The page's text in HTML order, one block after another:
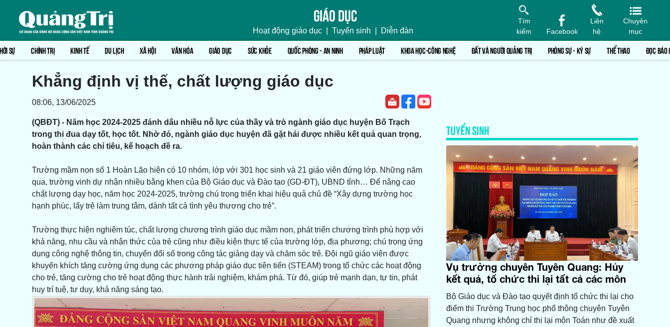
Giáo dục
Hoạt động giáo dục Tuyển sinh Diễn đàn
Tìm
kiếm
Facebook
Liên
hệ
Chuyên
mục
SỰ CHÍNH TRỊ KINH TẾ DU LỊCH XÃ HỘI VĂN HÓA GIÁO DỤC SỨC KHỎE QUỐC PHÒNG - AN NINH PHÁP LUẬT KHOA HỌC-CÔNG NGHỆ ĐẤT VÀ NGƯỜI QUẢNG TRỊ PHÓNG SỰ - KÝ SỰ THỂ THAO ĐỌC BÁO
Khẳng định vị thế, chất lượng giáo dục
08:06, 13/06/2025
(QBĐT) - Năm học 2024-2025 đánh dấu nhiều nỗ lực của thầy và trò ngành giáo dục huyện Bố Trạch
trong thi đua dạy tốt, học tốt. Nhờ đó, ngành giáo dục huyện đã gặt hái được nhiều kết quả quan trọng,
hoàn thành các chỉ tiêu, kế hoạch đề ra.
Trường mầm non số 1 Hoàn Lão hiện có 10 nhóm, lớp với 301 học sinh và 21 giáo viên đứng lớp. Những năm
qua, trường vinh dự nhận nhiều bằng khen của Bộ Giáo dục và Đào tạo (GD-ĐT), UBND tỉnh… Để nâng cao
chất lượng dạy học, năm học 2024-2025, trường chú trọng triển khai hiệu quả chủ đề “Xây dựng trường học
hạnh phúc, lấy trẻ làm trung tâm, dành tất cả tình yêu thương cho trẻ”.
Trường thực hiện nghiêm túc, chất lượng chương trình giáo dục mầm non, phát triển chương trình phù hợp với
khả năng, nhu cầu và nhận thức của trẻ cũng như điều kiện thực tế của trường lớp, địa phương; chú trọng ứng
dụng công nghệ thông tin, chuyển đổi số trong công tác giảng dạy và chăm sóc trẻ. Đội ngũ giáo viên được
khuyến khích tăng cường ứng dụng các phương pháp giáo dục tiên tiến (STEAM) trong tổ chức các hoạt động
cho trẻ, tăng cường cho trẻ hoạt động thực hành trải nghiệm, khám phá. Từ đó, giúp trẻ mạnh dạn, tự tin, phát
huy trí tuệ, tư duy, khả năng sáng tạo.
TUYỂN SINH
Vụ trường chuyên Tuyên Quang: Hủy
kết quả, tổ chức thi lại tất cả các môn
Bộ Giáo dục và Đào tạo quyết định tổ chức thi lại cho
điểm thi Trường Trung học phổ thông chuyên Tuyên
Quang nhưng không chỉ thi lại môn Toán như đề xuất